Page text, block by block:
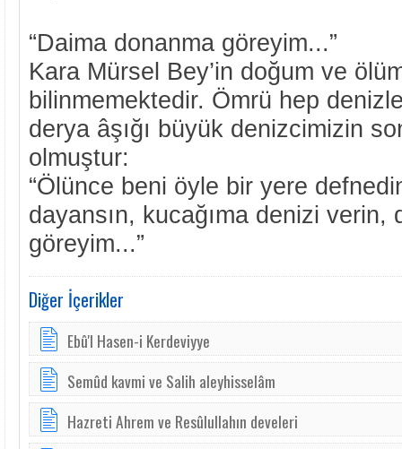
“Daima donanma göreyim...”
Kara Mürsel Bey’in doğum ve
bilinmemektedir. Ömrü hep
derya âşığı büyük denizcimizin
olmuştur:
“Ölünce beni öyle bir yere
dayansın, kucağıma denizi verin,
göreyim...”
Diğer İçerikler
Ebû'l Hasen-i Kerdeviyye
Semûd kavmi ve Salih aleyhisselâm
Hazreti Ahrem ve Resûlullahın develeri